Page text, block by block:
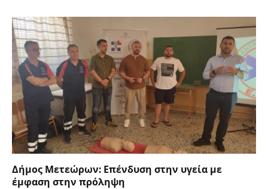
Δήμος Μετεώρων: Επένδυση στην υγεία με
έμφαση στην πρόληψη